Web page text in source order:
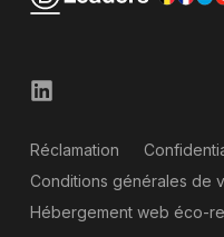
Réclamation
Conditions générales de
Hébergement web éco-